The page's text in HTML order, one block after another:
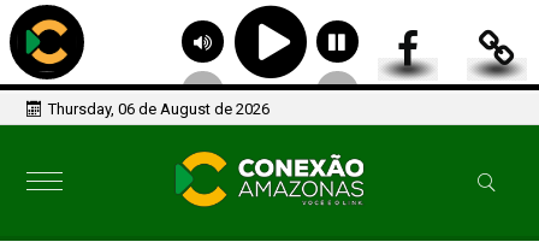
Thursday, 06 de August de 2026